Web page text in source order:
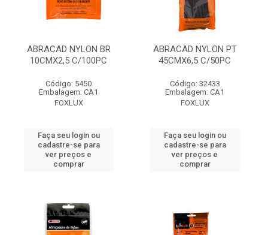
ABRACAD NYLON BR
10CMX2,5 C/100PC
Código: 5450
Embalagem: CA1
FOXLUX
Faça seu login ou
cadastre-se para
ver preços e
comprar
ABRACAD NYLON PT
45CMX6,5 C/50PC
Código: 32433
Embalagem: CA1
FOXLUX
Faça seu login ou
cadastre-se para
ver preços e
comprar